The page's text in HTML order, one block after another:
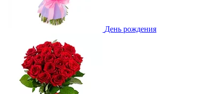
День рождения